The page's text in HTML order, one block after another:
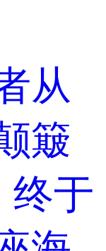
从
簸
终于